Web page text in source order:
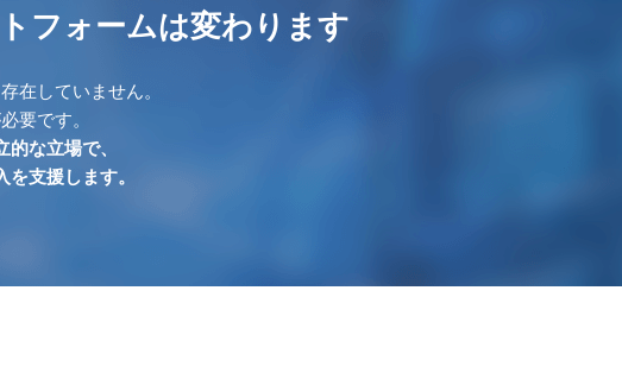
フォームは変わります
在していません。
要です。
な立場で、
支援します。